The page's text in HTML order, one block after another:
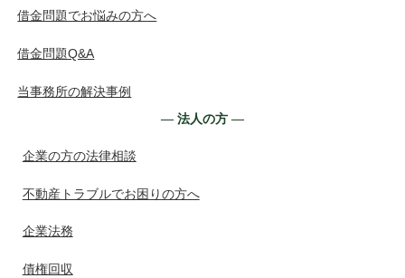
借金問題でお悩みの方へ
借金問題Q&A
当事務所の解決事例
― 法人の方 ―
企業の方の法律相談
不動産トラブルでお困りの方へ
企業法務
債権回収